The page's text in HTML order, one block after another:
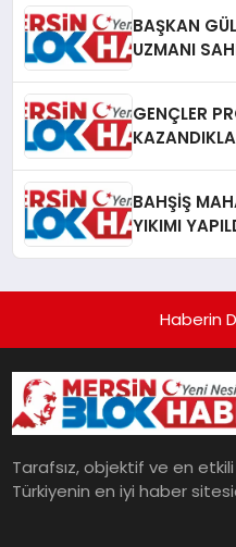
BAŞKAN
UZMANI
GENÇLER
BAHŞİŞ
YIKIMI
Haberin
Tarafsız, objektif ve en
Türkiyenin en iyi haber